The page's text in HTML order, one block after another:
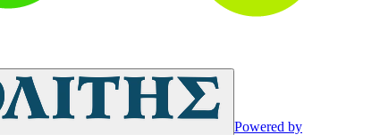
Powered by